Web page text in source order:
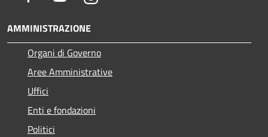
AMMINISTRAZIONE
Organi di Governo
Aree Amministrative
Uffici
Enti e fondazioni
Politici